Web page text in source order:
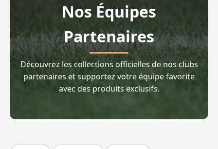
Nos Équipes
Partenaires
Découvrez les collections officielles de nos clubs
partenaires et supportez votre équipe favorite
avec des produits exclusifs.